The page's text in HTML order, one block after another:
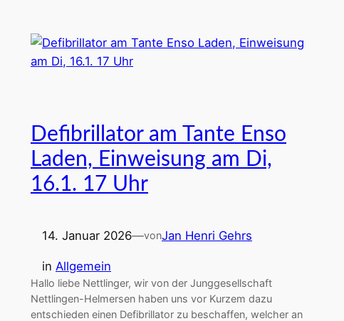
Defibrillator am Tante Enso
Laden, Einweisung am Di,
16.1. 17 Uhr
14. Januar 2026—vonJan Henri Gehrs
in Allgemein
Hallo liebe Nettlinger, wir von der Junggesellschaft
Nettlingen-Helmersen haben uns vor Kurzem dazu
entschieden einen Defibrillator zu beschaffen, welcher an